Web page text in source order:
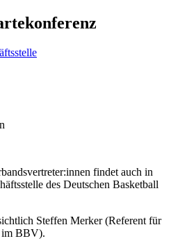
findet auch in
des Deutschen Basketball
Steffen Merker (Referent für
im BBV).